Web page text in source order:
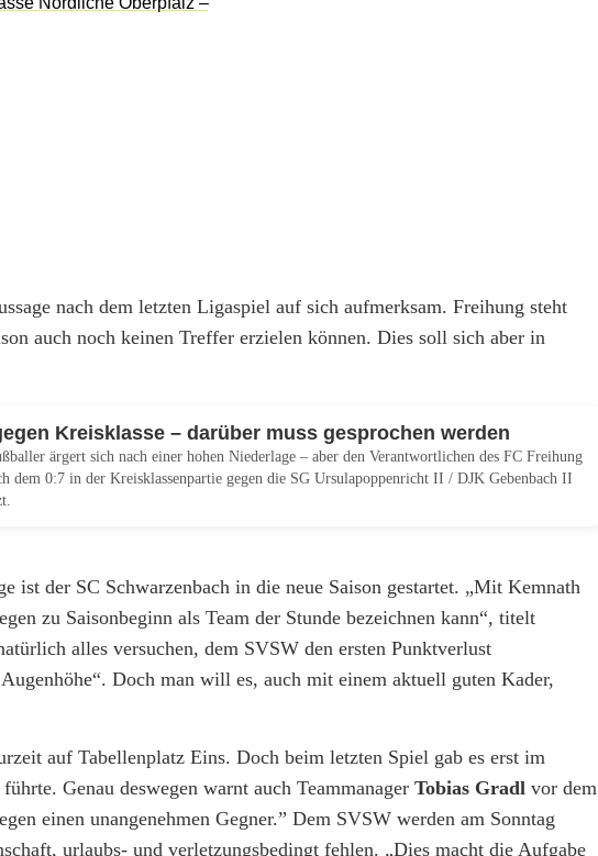
nach dem letzten Ligaspiel auf sich aufmerksam. Freihung steht
auch noch keinen Treffer erzielen können. Dies soll sich aber in
Kreisklasse – darüber muss gesprochen werden
ärgert sich nach einer hohen Niederlage – aber den Verantwortlichen des FC Freihung
dem 0:7 in der Kreisklassenpartie gegen die SG Ursulapoppenricht II / DJK Gebenbach II
ist der SC Schwarzenbach in die neue Saison gestartet. „Mit Kemnath
zu Saisonbeginn als Team der Stunde bezeichnen kann“, titelt
alles versuchen, dem SVSW den ersten Punktverlust
Doch man will es, auch mit einem aktuell guten Kader,
auf Tabellenplatz Eins. Doch beim letzten Spiel gab es erst im
Genau deswegen warnt auch Teammanager Tobias Gradl vor dem
einen unangenehmen Gegner.” Dem SVSW werden am Sonntag
urlaubs- und verletzungsbedingt fehlen. „Dies macht die Aufgabe